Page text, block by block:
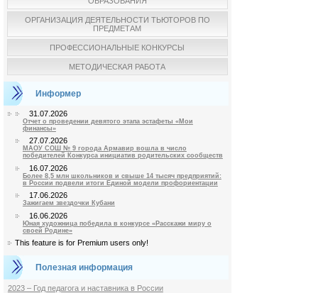
ОРГАНИЗАЦИЯ ДЕЯТЕЛЬНОСТИ ТЬЮТОРОВ ПО
ПРЕДМЕТАМ
ПРОФЕССИОНАЛЬНЫЕ КОНКУРСЫ
МЕТОДИЧЕСКАЯ РАБОТА
Информер
31.07.2026
Отчет о проведении девятого этапа эстафеты «Мои
финансы»
27.07.2026
МАОУ СОШ № 9 города Армавир вошла в число
победителей Конкурса инициатив родительских сообществ
16.07.2026
Более 8,5 млн школьников и свыше 14 тысяч предприятий:
в России подвели итоги Единой модели профориентации
17.06.2026
Зажигаем звездочки Кубани
16.06.2026
Юная художница победила в конкурсе «Расскажи миру о
своей Родине»
This feature is for Premium users only!
Полезная информация
2023 – Год педагога и наставника в России